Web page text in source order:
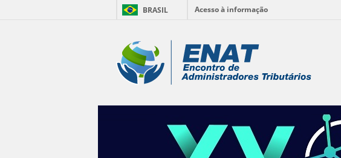
BRASIL Acesso à informação
conteúdo.
Ferramentas
Pessoais